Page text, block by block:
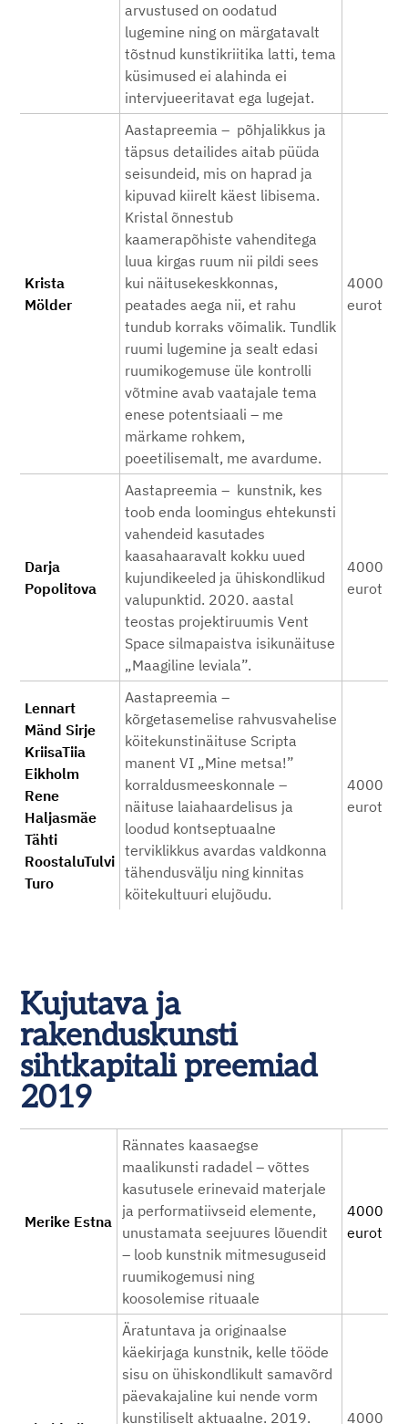
arvustused on oodatud
lugemine ning on märgatavalt
tõstnud kunstikriitika latti, tema
küsimused ei alahinda ei
intervjueeritavat ega lugejat.
Krista
Mölder
Aastapreemia – põhjalikkus ja
täpsus detailides aitab püüda
seisundeid, mis on haprad ja
kipuvad kiirelt käest libisema.
Kristal õnnestub
kaamerapõhiste vahenditega
luua kirgas ruum nii pildi sees
kui näitusekeskkonnas,
peatades aega nii, et rahu
tundub korraks võimalik. Tundlik
ruumi lugemine ja sealt edasi
ruumikogemuse üle kontrolli
võtmine avab vaatajale tema
enese potentsiaali – me
märkame rohkem,
poeetilisemalt, me avardume.
4000
eurot
Darja
Popolitova
Aastapreemia – kunstnik, kes
toob enda loomingus ehtekunsti
vahendeid kasutades
kaasahaaravalt kokku uued
kujundikeeled ja ühiskondlikud
valupunktid. 2020. aastal
teostas projektiruumis Vent
Space silmapaistva isikunäituse
„Maagiline leviala”.
4000
eurot
Lennart
Mänd Sirje
KriisaTiia
Eikholm
Rene
Haljasmäe
Tähti
RoostaluTulvi
Turo
Aastapreemia –
kõrgetasemelise rahvusvahelise
köitekunstinäituse Scripta
manent VI „Mine metsa!”
korraldusmeeskonnale –
näituse laiahaardelisus ja
loodud kontseptuaalne
terviklikkus avardas valdkonna
tähendusvälju ning kinnitas
köitekultuuri elujõudu.
4000
eurot
Kujutava ja
rakenduskunsti
sihtkapitali preemiad
2019
Merike Estna
Rännates kaasaegse
maalikunsti radadel – võttes
kasutusele erinevaid materjale
ja performatiivseid elemente,
unustamata seejuures lõuendit
– loob kunstnik mitmesuguseid
ruumikogemusi ning
koosolemise rituaale
4000
eurot
Äratuntava ja originaalse
käekirjaga kunstnik, kelle tööde
sisu on ühiskondlikult samavõrd
päevakajaline kui nende vorm
kunstiliselt aktuaalne. 2019.
4000